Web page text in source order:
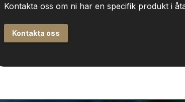
Kontakta oss om ni har en specifik produkt i
Kontakta oss